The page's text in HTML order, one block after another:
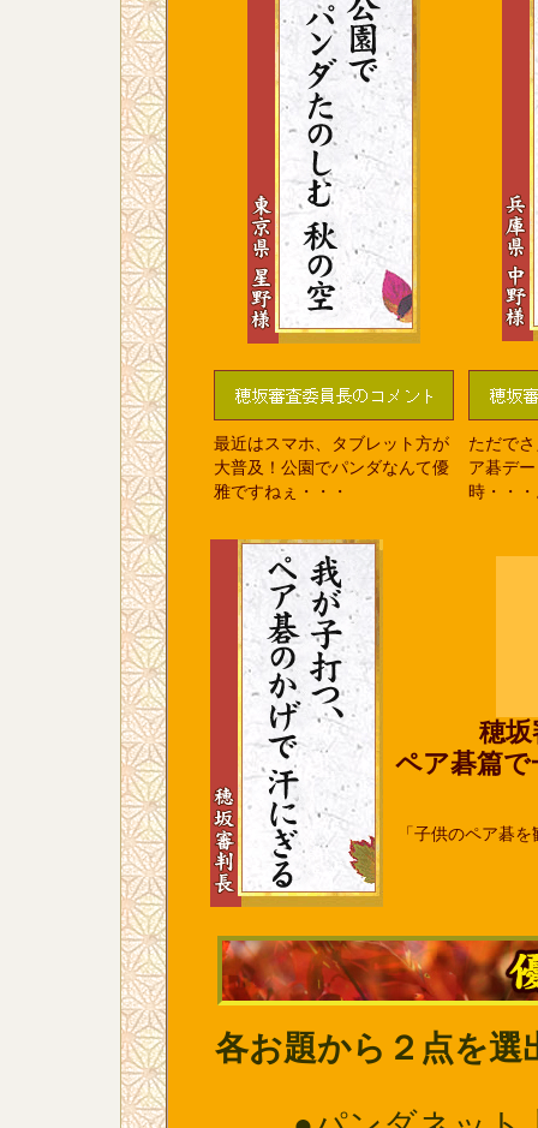
最近はスマホ、タブレット方が
大普及！公園でパンダなんて優
雅ですねぇ・・・
ただで
ア碁デ
時・・
穂
ペア碁篇
「子供のペア碁
各お題から２点を選